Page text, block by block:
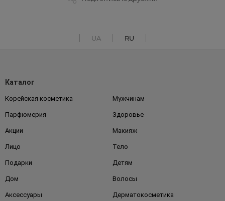
UA RU
Каталог
Корейская косметика Мужчинам
Парфюмерия Здоровье
Акции Макияж
Лицо Тело
Подарки Детям
Дом Волосы
Аксессуары Дерматокосметика